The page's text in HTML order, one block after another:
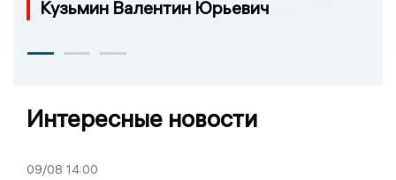
Кузьмин Валентин Юрьевич
Интересные новости
09/08 14:00